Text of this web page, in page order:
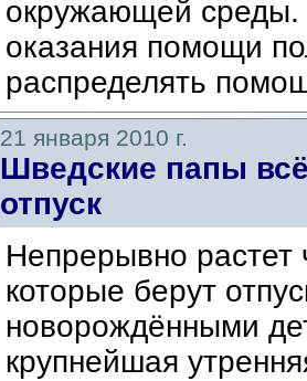
окружающей среды.
оказания помощи
распределять
21 января 2010 г.
Шведские папы
отпуск
Непрерывно растет
которые берут
новорождёнными
крупнейшая